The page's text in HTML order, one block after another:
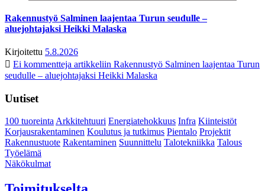
Rakennustyö Salminen laajentaa Turun seudulle –
aluejohtajaksi Heikki Malaska
Kirjoitettu 5.8.2026
Ei kommentteja artikkeliin Rakennustyö Salminen laajentaa Turun
seudulle – aluejohtajaksi Heikki Malaska
Uutiset
100 tuoreintaArkkitehtuuri Energiatehokkuus Infra Kiinteistöt
Korjausrakentaminen Koulutus ja tutkimus Pientalo Projektit
Rakennustuote Rakentaminen Suunnittelu Talotekniikka Talous
Työelämä
Näkökulmat